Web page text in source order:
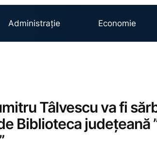
Administrație Economie
Tâlvescu va fi
Biblioteca județeană